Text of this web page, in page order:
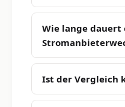
Wie lange dauert
Ist der Vergleich